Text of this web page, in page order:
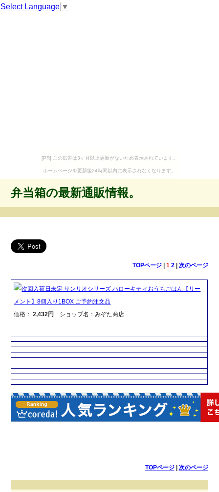
Select Language ▼
[PR] この広告は3ヶ月以上更新がないため表示されています。
ホームページを更新後24時間以内に表示されなくなります。
弁当箱の最新通販情報。
TOPページ| 1 2| 次のページ
次回入荷日未定 サンリオシリーズ ハローキティおうちごはん【リー
メント】8個入り1BOX ご予約注文品
価格：2,432円 ショップ名：みぞた商店
TOPページ| 次のページ